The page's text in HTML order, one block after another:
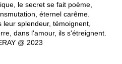
le secret se fait poème,
éternel carême.
splendeur, témoignent,
dans l'amour, ils s'étreignent.
@ 2023